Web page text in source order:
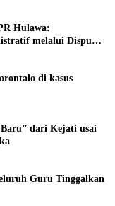
Hulawa:
melalui Dispute
di kasus
Baru” dari Kejati usai
Guru Tinggalkan